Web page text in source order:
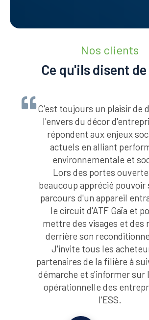
Nos clients
Ce qu'ils disent
C'est toujours un plaisir de
l'envers du décor
répondent aux enjeux
actuels en alliant
environnementale et
Lors des portes
beaucoup apprécié pouvoir
parcours d'un appareil
le circuit d'ATF Gaïa et
mettre des visages et des
derrière son
J'invite tous les
partenaires de la filière à
démarche et s'informer sur
opérationnelle des
l'ESS.